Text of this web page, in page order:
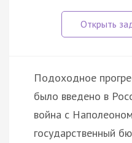
Подоходное
было введено в
война с
государственный